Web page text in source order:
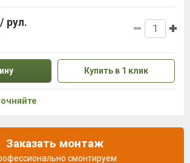
/ рул.
Купить в 1 клик
Заказать монтаж
смонтируем